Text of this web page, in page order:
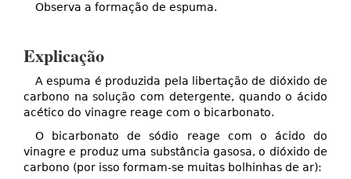
Observa a formação de espuma.
Explicação
A espuma é produzida pela libertação de dióxido de
carbono na solução com detergente, quando o ácido
acético do vinagre reage com o bicarbonato.
O bicarbonato de sódio reage com o ácido do
vinagre e produz uma substância gasosa, o dióxido de
carbono (por isso formam-se muitas bolhinhas de ar):